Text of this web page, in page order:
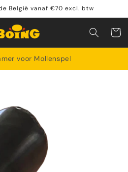
België vanaf €70 excl. btw
voor Mollenspel